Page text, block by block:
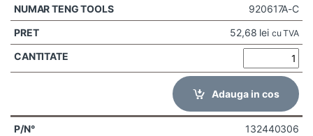
920617A-C
52,68 lei cu TVA
Adauga in cos
132440306